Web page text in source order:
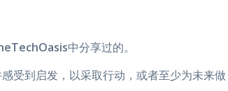
中分享过的。
受到启发，以采取行动，或者至少为未来做